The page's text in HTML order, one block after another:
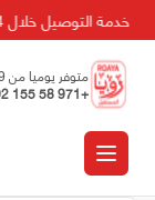
خدمة التوصيل خلال 24 ساعة
الى 5 مسائا
+971 58 155 92 76